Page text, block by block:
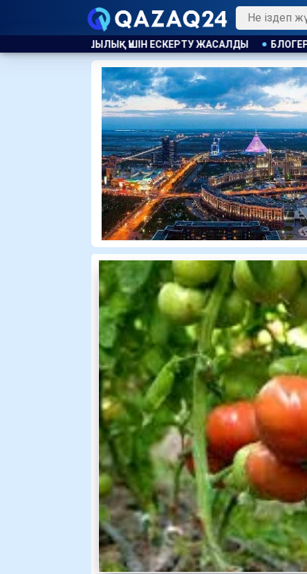
БЛОГЕР ҚАЙСАР ҚАМЗА ҚАЗАҚСТАНҒА